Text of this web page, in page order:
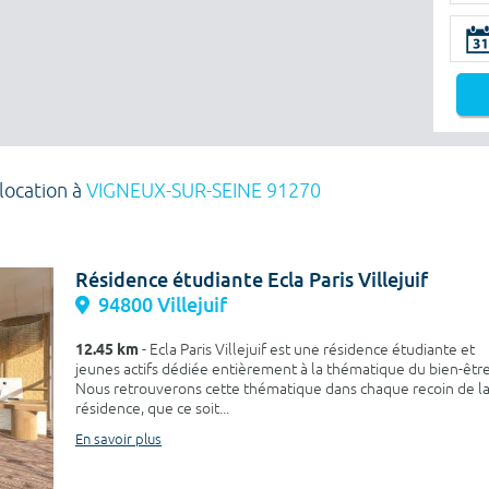
à VIGNEUX-SUR-SEINE 91270
Résidence étudiante Ecla Paris Villejuif
94800 Villejuif
12.45 km- Ecla Paris Villejuif est une résidence étudiante et
jeunes actifs dédiée entièrement à la thématique du bien-
Nous retrouverons cette thématique dans chaque recoin de la
résidence, que ce soit...
En savoir plus